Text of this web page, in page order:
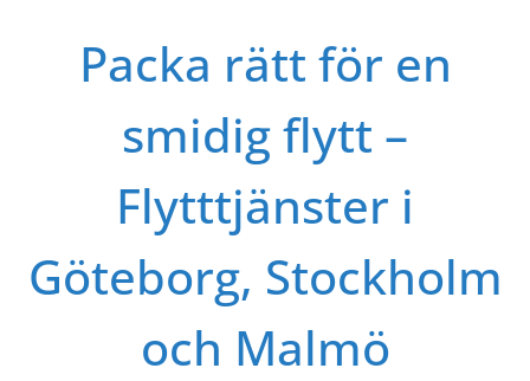
Packa rätt för en
smidig flytt –
Flytttjänster i
Göteborg, Stockholm
och Malmö